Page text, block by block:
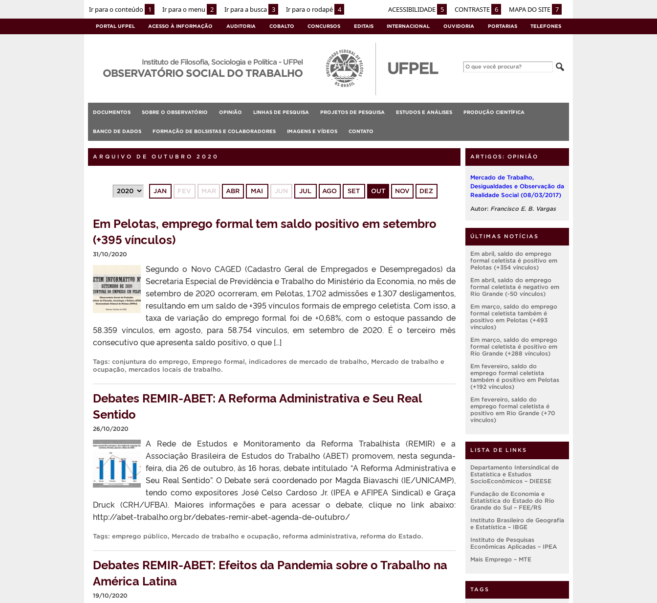
Ir para o conteúdo 1 Ir para o menu 2 Ir para a busca 3 Ir para o rodapé 4 ACESSIBILIDADE 5 CONTRASTE 6 MAPA DO SITE 7
PORTAL UFPEL ACESSO À INFORMAÇÃO AUDITORIA COBALTO CONCURSOS EDITAIS INTERNACIONAL OUVIDORIA PORTARIAS TELEFONES
Instituto de Filosofia, Sociologia e Política - UFPel
OBSERVATÓRIO SOCIAL DO TRABALHO
DOCUMENTOS SOBRE O OBSERVATÓRIO OPINIÃO LINHAS DE PESQUISA PROJETOS DE PESQUISA ESTUDOS E ANÁLISES PRODUÇÃO CIENTÍFICA
BANCO DE DADOS FORMAÇÃO DE BOLSISTAS E COLABORADORES IMAGENS E VÍDEOS CONTATO
ARQUIVO DE OUTUBRO 2020
JAN FEV MAR ABR MAI JUN JUL AGO SET OUT NOV DEZ
Em Pelotas, emprego formal tem saldo positivo em setembro
(+395 vínculos)
31/10/2020
Segundo o Novo CAGED (Cadastro Geral de Empregados e Desempregados) da
Secretaria Especial de Previdência e Trabalho do Ministério da Economia, no mês de
setembro de 2020 ocorreram, em Pelotas, 1.702 admissões e 1.307 desligamentos,
resultando em um saldo de +395 vínculos formais de emprego celetista. Com isso, a
taxa de variação do emprego formal foi de +0,68%, com o estoque passando de
58.359 vínculos, em agosto, para 58.754 vínculos, em setembro de 2020. É o terceiro mês
consecutivo que apresenta saldo positivo, o que […]
Tags: conjuntura do emprego, Emprego formal, indicadores de mercado de trabalho, Mercado de trabalho e
ocupação, mercados locais de trabalho.
Debates REMIR-ABET: A Reforma Administrativa e Seu Real
Sentido
26/10/2020
A Rede de Estudos e Monitoramento da Reforma Trabalhista (REMIR) e a
Associação Brasileira de Estudos do Trabalho (ABET) promovem, nesta segunda-
feira, dia 26 de outubro, às 16 horas, debate intitulado “A Reforma Administrativa e
Seu Real Sentido”. O Debate será coordenado por Magda Biavaschi (IE/UNICAMP),
tendo como expositores José Celso Cardoso Jr. (IPEA e AFIPEA Sindical) e Graça
Druck (CRH/UFBA). Maiores informações e para acessar o debate, clique no link abaixo:
http://abet-trabalho.org.br/debates-remir-abet-agenda-de-outubro/
Tags: emprego público, Mercado de trabalho e ocupação, reforma administrativa, reforma do Estado.
Debates REMIR-ABET: Efeitos da Pandemia sobre o Trabalho na
América Latina
19/10/2020
ARTIGOS: OPINIÃO
Mercado de Trabalho,
Desigualdades e Observação da
Realidade Social (08/03/2017)
Autor: Francisco E. B. Vargas
ÚLTIMAS NOTÍCIAS
Em abril, saldo do emprego
formal celetista é positivo em
Pelotas (+354 vínculos)
Em abril, saldo do emprego
formal celetista é negativo em
Rio Grande (-50 vínculos)
Em março, saldo do emprego
formal celetista também é
positivo em Pelotas (+493
vínculos)
Em março, saldo do emprego
formal celetista é positivo em
Rio Grande (+288 vínculos)
Em fevereiro, saldo do
emprego formal celetista
também é positivo em Pelotas
(+192 vínculos)
Em fevereiro, saldo do
emprego formal celetista é
positivo em Rio Grande (+70
vínculos)
LISTA DE LINKS
Departamento Intersindical de
Estatística e Estudos
SocioEconômicos – DIEESE
Fundação de Economia e
Estatística do Estado do Rio
Grande do Sul – FEE/RS
Instituto Brasileiro de Geografia
e Estatística – IBGE
Instituto de Pesquisas
Econômicas Aplicadas – IPEA
Mais Emprego – MTE
TAGS